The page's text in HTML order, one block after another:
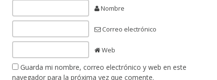
Nombre
Correo electrónico
Web
Guarda mi nombre, correo electrónico y web en este
navegador para la próxima vez que comente.